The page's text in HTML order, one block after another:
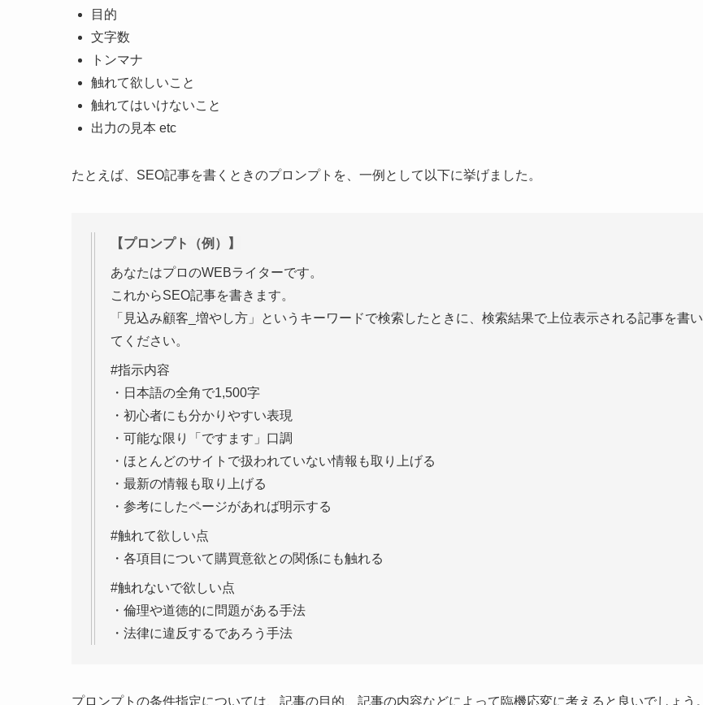
目的
文字数
トンマナ
触れて欲しいこと
触れてはいけないこと
出力の見本 etc
たとえば、SEO記事を書くときのプロンプトを、一例として以下に挙げました。
【プロンプト（例）】
あなたはプロのWEBライターです。
これからSEO記事を書きます。
「見込み顧客_増やし方」というキーワードで検索したときに、検索結果で上位表示される記事を書い
てください。
#指示内容
・日本語の全角で1,500字
・初心者にも分かりやすい表現
・可能な限り「ですます」口調
・ほとんどのサイトで扱われていない情報も取り上げる
・最新の情報も取り上げる
・参考にしたページがあれば明示する
#触れて欲しい点
・各項目について購買意欲との関係にも触れる
#触れないで欲しい点
・倫理や道徳的に問題がある手法
・法律に違反するであろう手法
プロンプトの条件指定については、記事の目的、記事の内容などによって臨機応変に考えると良いでしょう。